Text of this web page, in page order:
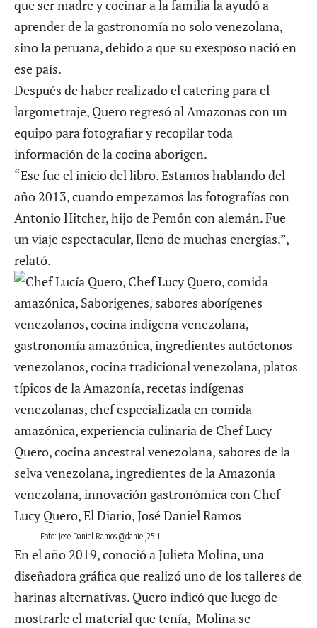
que ser madre y cocinar a la familia la ayudó a
aprender de la gastronomía no solo venezolana,
sino la peruana, debido a que su exesposo nació en
ese país.
Después de haber realizado el catering para el
largometraje, Quero regresó al Amazonas con un
equipo para fotografiar y recopilar toda
información de la cocina aborigen.
“Ese fue el inicio del libro. Estamos hablando del
año 2013, cuando empezamos las fotografías con
Antonio Hitcher, hijo de Pemón con alemán. Fue
un viaje espectacular, lleno de muchas energías.”,
relató.
Foto: Jose Daniel Ramos @danielj2511
En el año 2019, conoció a Julieta Molina, una
diseñadora gráfica que realizó uno de los talleres de
harinas alternativas. Quero indicó que luego de
mostrarle el material que tenía, Molina se